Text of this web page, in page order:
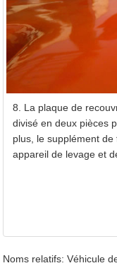
8. La plaque de
divisé en deux pièces
plus, le supplément
appareil de levage et
Noms relatifs: Véhicule